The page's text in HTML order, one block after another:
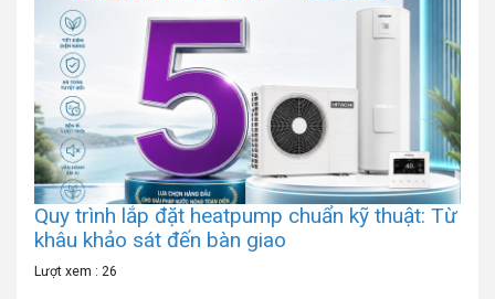
Quy trình lắp đặt heatpump chuẩn kỹ thuật: Từ
khâu khảo sát đến bàn giao
Lượt xem : 26